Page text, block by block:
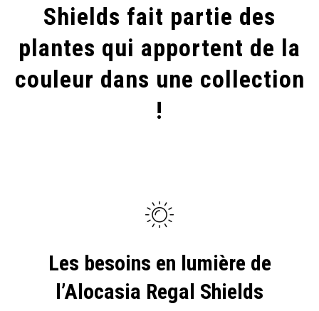
Shields fait partie des
plantes qui apportent de la
couleur dans une collection
!
Les besoins en lumière de
l’Alocasia Regal Shields